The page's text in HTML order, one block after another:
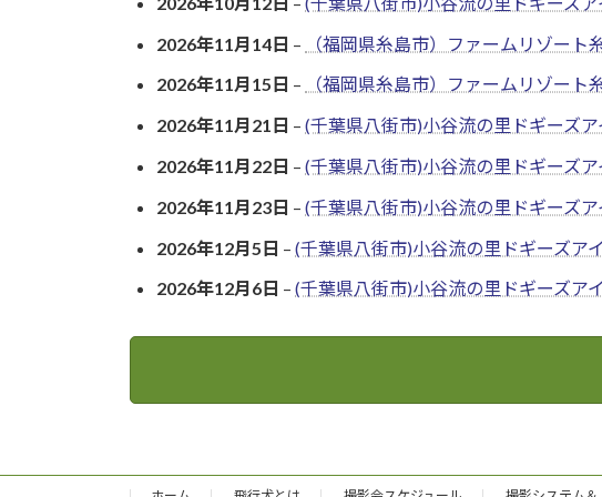
2026年11月14日 –
（福岡県糸島市）ファームリゾート
2026年11月15日 –
（福岡県糸島市）ファームリゾート
2026年11月21日 – (千葉県八街市)小谷流の里ドギーズ
2026年11月22日 – (千葉県八街市)小谷流の里ドギーズ
2026年11月23日 – (千葉県八街市)小谷流の里ドギーズ
2026年12月5日 – (千葉県八街市)小谷流の里ドギーズア
2026年12月6日 – (千葉県八街市)小谷流の里ドギーズア